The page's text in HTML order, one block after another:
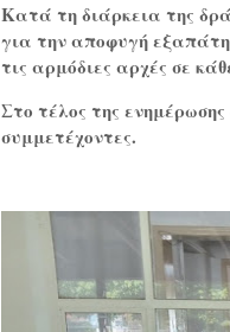
Κατά τη διάρκεια της
για την αποφυγή
τις αρμόδιες αρχές σε
Στο τέλος της
συμμετέχοντες.